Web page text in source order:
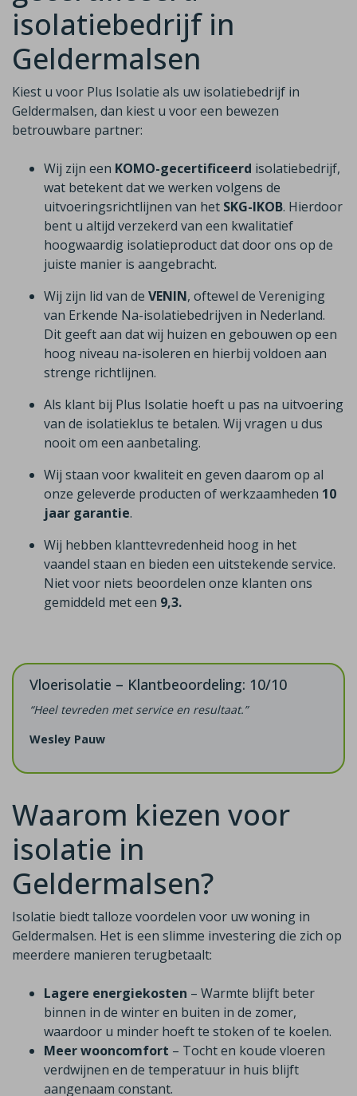
isolatiebedrijf in
Geldermalsen
Kiest u voor Plus Isolatie als uw isolatiebedrijf in
Geldermalsen, dan kiest u voor een bewezen
betrouwbare partner:
Wij zijn een KOMO-gecertificeerd isolatiebedrijf,
wat betekent dat we werken volgens de
uitvoeringsrichtlijnen van het SKG-IKOB. Hierdoor
bent u altijd verzekerd van een kwalitatief
hoogwaardig isolatieproduct dat door ons op de
juiste manier is aangebracht.
Wij zijn lid van de VENIN, oftewel de Vereniging
van Erkende Na-isolatiebedrijven in Nederland.
Dit geeft aan dat wij huizen en gebouwen op een
hoog niveau na-isoleren en hierbij voldoen aan
strenge richtlijnen.
Als klant bij Plus Isolatie hoeft u pas na uitvoering
van de isolatieklus te betalen. Wij vragen u dus
nooit om een aanbetaling.
Wij staan voor kwaliteit en geven daarom op al
onze geleverde producten of werkzaamheden 10
jaar garantie.
Wij hebben klanttevredenheid hoog in het
vaandel staan en bieden een uitstekende service.
Niet voor niets beoordelen onze klanten ons
gemiddeld met een 9,3.
Vloerisolatie – Klantbeoordeling: 10/10
“Heel tevreden met service en resultaat.”
Wesley Pauw
Waarom kiezen voor
isolatie in
Geldermalsen?
Isolatie biedt talloze voordelen voor uw woning in
Geldermalsen. Het is een slimme investering die zich op
meerdere manieren terugbetaalt:
Lagere energiekosten – Warmte blijft beter
binnen in de winter en buiten in de zomer,
waardoor u minder hoeft te stoken of te koelen.
Meer wooncomfort – Tocht en koude vloeren
verdwijnen en de temperatuur in huis blijft
aangenaam constant.